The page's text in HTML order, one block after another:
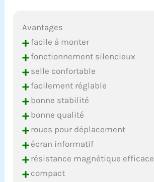
Avantages
+facile à monter
+fonctionnement silencieux
+selle confortable
+facilement réglable
+bonne stabilité
+bonne qualité
+roues pour déplacement
+écran informatif
+résistance magnétique efficace
+compact